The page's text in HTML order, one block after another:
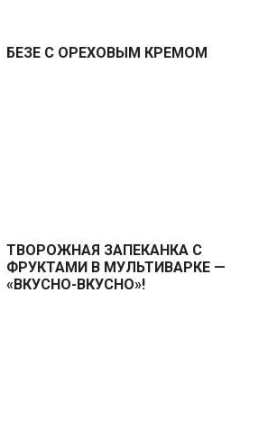
БЕЗЕ С ОРЕХОВЫМ КРЕМОМ
Закуски
ТВОРОЖНАЯ ЗАПЕКАНКА С
ФРУКТАМИ В МУЛЬТИВАРКЕ —
«ВКУСНО-ВКУСНО»!